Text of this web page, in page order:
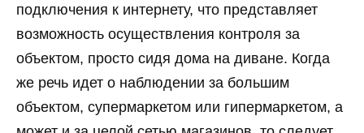
подключения к интернету, что представляет
возможность осуществления контроля за
объектом, просто сидя дома на диване. Когда
же речь идет о наблюдении за большим
объектом, супермаркетом или гипермаркетом, а